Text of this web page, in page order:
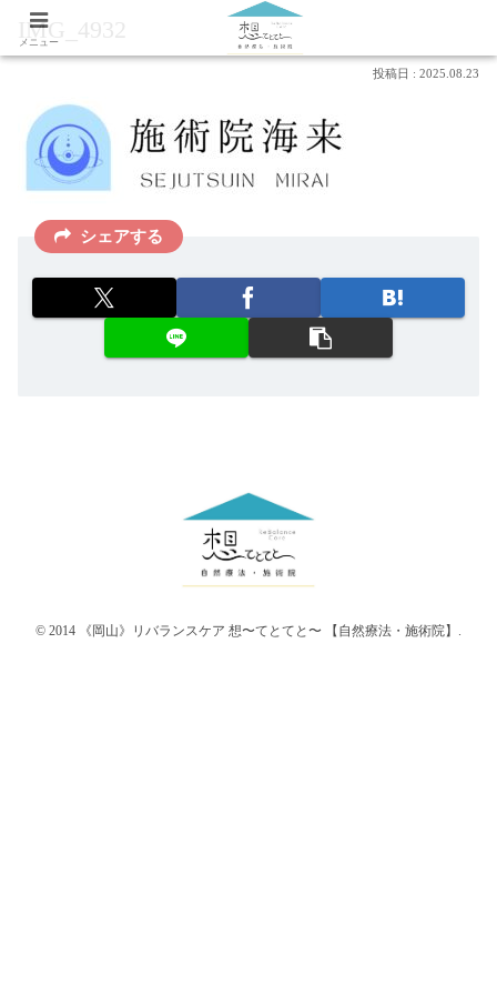
IMG_4932
2025.08.23
シェアする
© 2014 《岡山》リバランスケア 想〜てとてと〜 【自然療法・施術院】.
メニュー